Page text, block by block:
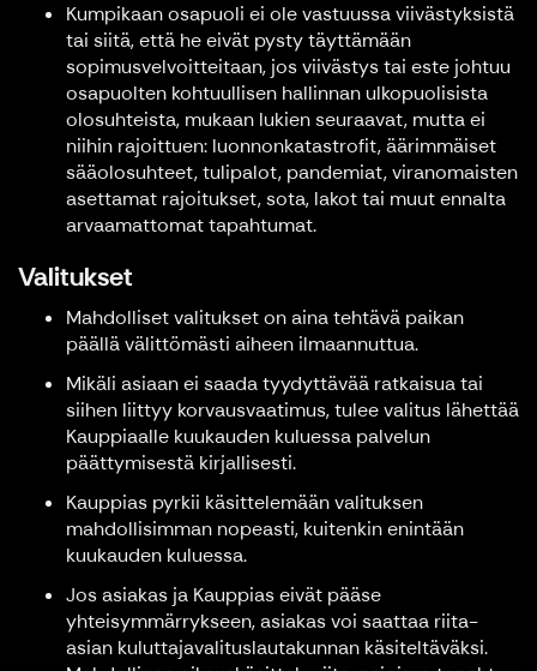
Kumpikaan osapuoli ei ole vastuussa viivästyksistä
tai siitä, että he eivät pysty täyttämään
sopimusvelvoitteitaan, jos viivästys tai este johtuu
osapuolten kohtuullisen hallinnan ulkopuolisista
olosuhteista, mukaan lukien seuraavat, mutta ei
niihin rajoittuen: luonnonkatastrofit, äärimmäiset
sääolosuhteet, tulipalot, pandemiat, viranomaisten
asettamat rajoitukset, sota, lakot tai muut ennalta
arvaamattomat tapahtumat.
Valitukset
Mahdolliset valitukset on aina tehtävä paikan
päällä välittömästi aiheen ilmaannuttua.
Mikäli asiaan ei saada tyydyttävää ratkaisua tai
siihen liittyy korvausvaatimus, tulee valitus lähettää
Kauppiaalle kuukauden kuluessa palvelun
päättymisestä kirjallisesti.
Kauppias pyrkii käsittelemään valituksen
mahdollisimman nopeasti, kuitenkin enintään
kuukauden kuluessa.
Jos asiakas ja Kauppias eivät pääse
yhteisymmärrykseen, asiakas voi saattaa riita-
asian kuluttajavalituslautakunnan käsiteltäväksi.